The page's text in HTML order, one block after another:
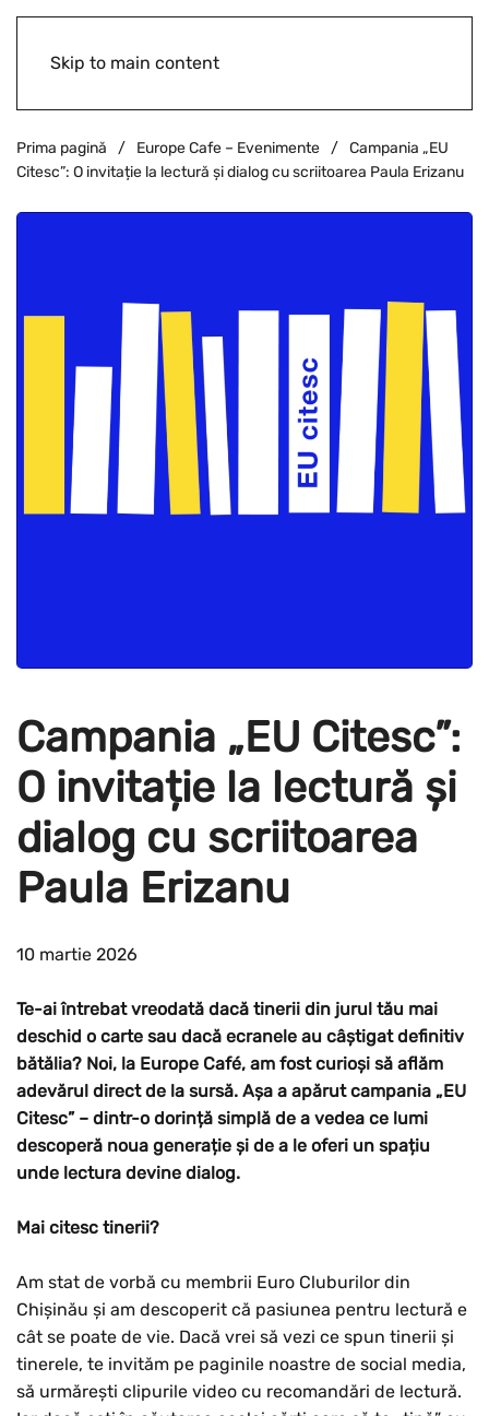
Skip to main content
Prima pagină Europe Cafe – Evenimente
Campania „EU
Citesc”: O invitație la lectură și dialog cu scriitoarea Paula Erizanu
Campania „EU Citesc”:
O invitație la lectură și
dialog cu scriitoarea
Paula Erizanu
10 martie 2026
Te-ai întrebat vreodată dacă tinerii din jurul tău mai
deschid o carte sau dacă ecranele au câștigat definitiv
bătălia? Noi, la Europe Café, am fost curioși să aflăm
adevărul direct de la sursă. Așa a apărut campania „EU
Citesc” – dintr-o dorință simplă de a vedea ce lumi
descoperă noua generație și de a le oferi un spațiu
unde lectura devine dialog.
Mai citesc tinerii?
Am stat de vorbă cu membrii Euro Cluburilor din
Chișinău și am descoperit că pasiunea pentru lectură e
cât se poate de vie. Dacă vrei să vezi ce spun tinerii și
tinerele, te invităm pe paginile noastre de social media,
să urmărești clipurile video cu recomandări de lectură.